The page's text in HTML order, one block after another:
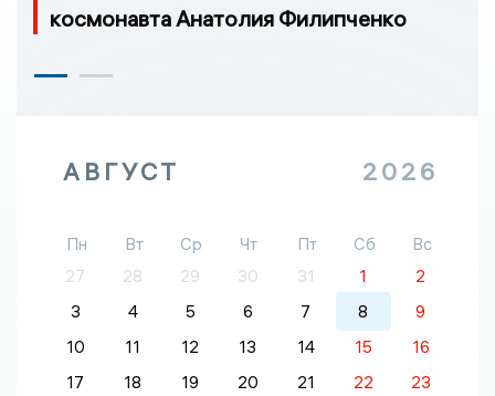
космонавта Анатолия Филипченко
АВГУСТ 2026
Пн Вт Ср Чт Пт Сб
Вс
27
28 29 30 31 1
2
3
4 5 6 7 8
9
10
11 12 13 14 15
16
17
18 19 20 21 22 23